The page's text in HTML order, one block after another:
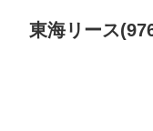
東海リース